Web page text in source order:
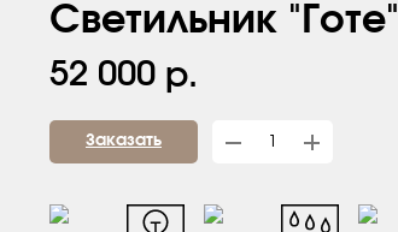
Светильник "Готе"
52 000 р.
Заказать